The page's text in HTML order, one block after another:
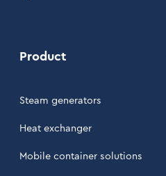
Product
Steam generators
Heat exchanger
Mobile container solutions